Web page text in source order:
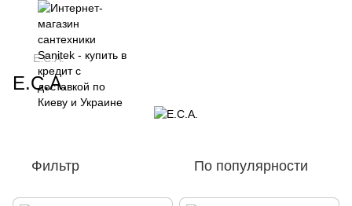
E.C.A.
E.C.A.
Фильтр По популярности